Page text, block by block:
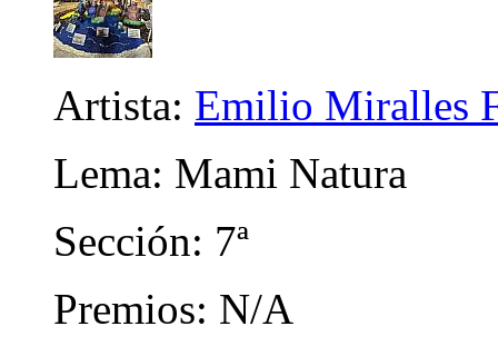
Artista: Emilio Miralles
Lema: Mami Natura
Sección: 7ª
Premios: N/A